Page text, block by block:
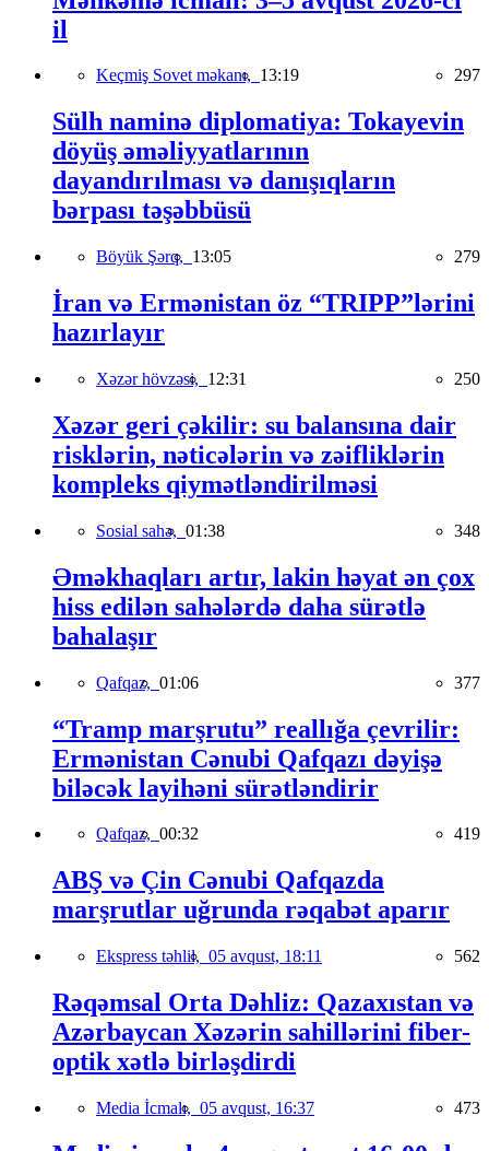
il
Keçmiş Sovet məkanı, 13:19 297
Sülh naminə diplomatiya: Tokayevin
döyüş əməliyyatlarının
dayandırılması və danışıqların
bərpası təşəbbüsü
Böyük Şərq, 13:05 279
İran və Ermənistan öz “TRIPP”lərini
hazırlayır
Xəzər hövzəsi, 12:31 250
Xəzər geri çəkilir: su balansına dair
risklərin, nəticələrin və zəifliklərin
kompleks qiymətləndirilməsi
Sosial sahə, 01:38 348
Əməkhaqları artır, lakin həyat ən çox
hiss edilən sahələrdə daha sürətlə
bahalaşır
Qafqaz, 01:06 377
“Tramp marşrutu” reallığa çevrilir:
Ermənistan Cənubi Qafqazı dəyişə
biləcək layihəni sürətləndirir
Qafqaz, 00:32 419
ABŞ və Çin Cənubi Qafqazda
marşrutlar uğrunda rəqabət aparır
Ekspress təhlil, 05 avqust, 18:11 562
Rəqəmsal Orta Dəhliz: Qazaxıstan və
Azərbaycan Xəzərin sahillərini fiber-
optik xətlə birləşdirdi
Media İcmalı, 05 avqust, 16:37 473